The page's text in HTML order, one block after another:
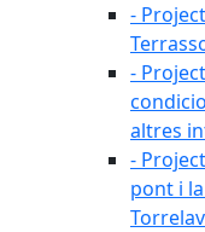
-
-
altres
-
pont i